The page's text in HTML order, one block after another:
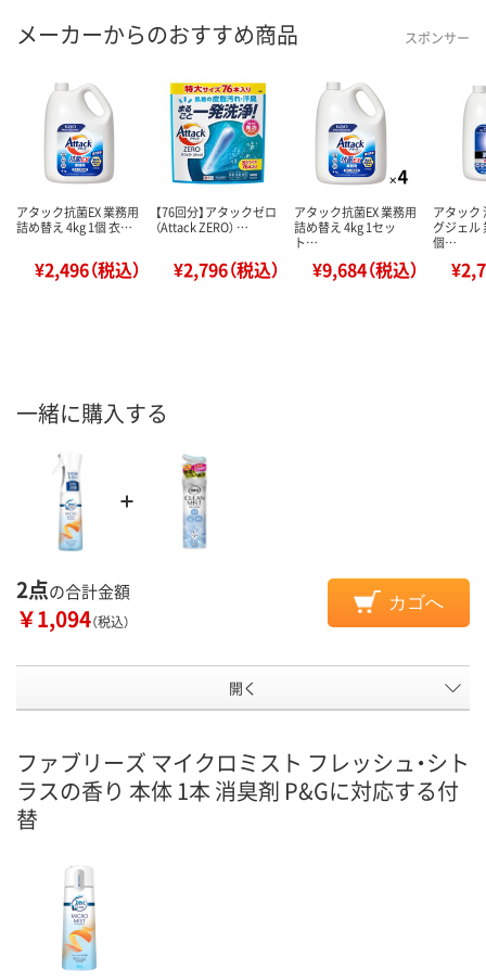
メーカーからのおすすめ商品 スポンサー
アタック抗菌EX 業務用
詰め替え 4kg 1個 衣…
¥2,496（税込）
【76回分】アタックゼロ
（Attack ZERO） …
¥2,796（税込）
アタック抗菌EX 業務用
詰め替え 4kg 1セッ
ト…
¥9,684（税込）
アタック
グジェル
個…
一緒に購入する
2点の合計金額
￥1,094（税込）
カゴへ
開く
ファブリーズ マイクロミスト フレッシュ・シト
ラスの香り 本体 1本 消臭剤 P&Gに対応する付
替